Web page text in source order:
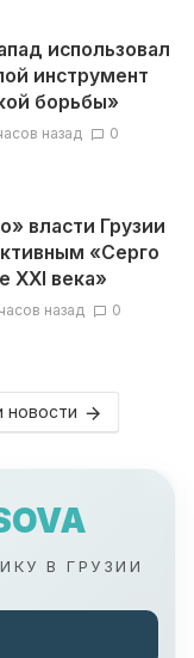
использовал
инструмент
борьбы»
назад 0
власти Грузии
«Серго
XXI века»
назад 0
новости
В ГРУЗИИ